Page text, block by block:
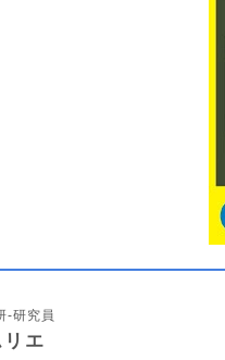
-研究員
エ